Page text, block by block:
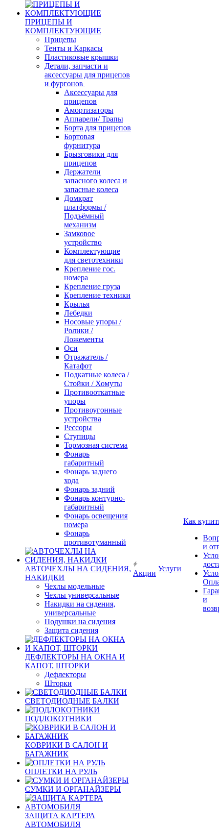
ПРИЦЕПЫ И
КОМПЛЕКТУЮЩИЕ
Прицепы
Тенты и Каркасы
Пластиковые крышки
Детали, запчасти и
аксессуары для прицепов
и фургонов
Аксессуары для
прицепов
Амортизаторы
Аппарели/ Трапы
Борта для прицепов
Бортовая
фурнитура
Брызговики для
прицепов
Держатели
запасного колеса и
запасные колеса
Домкрат
платформы /
Подъёмный
механизм
Замковое
устройство
Комплектующие
для светотехники
Крепление гос.
номера
Крепление груза
Крепление техники
Крылья
Лебедки
Носовые упоры /
Ролики /
Ложементы
Оси
Отражатель /
Катафот
Подкатные колеса /
Стойки / Хомуты
Противооткатные
упоры
Противоугонные
устройства
Рессоры
Ступицы
Тормозная система
Фонарь
габаритный
Фонарь заднего
хода
Фонарь задний
Фонарь контурно-
габаритный
Фонарь освещения
номера
Фонарь
противотуманный
АВТОЧЕХЛЫ НА СИДЕНИЯ,
НАКИДКИ
Чехлы модельные
Чехлы универсальные
Накидки на сидения,
универсальные
Подушки на сидения
Защита сидения
ДЕФЛЕКТОРЫ НА ОКНА И
КАПОТ, ШТОРКИ
Дефлекторы
Шторки
СВЕТОДИОДНЫЕ БАЛКИ
ПОДЛОКОТНИКИ
КОВРИКИ В САЛОН И
БАГАЖНИК
ОПЛЕТКИ НА РУЛЬ
СУМКИ И ОРГАНАЙЗЕРЫ
ЗАЩИТА КАРТЕРА
АВТОМОБИЛЯ
Акции
Услуги
Как
и
и